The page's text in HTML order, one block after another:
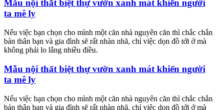
Mẫu nội thất biệt thự vườn xanh mát khiến người
ta mê ly
Nếu việc bạn chọn cho mình một căn nhà nguyên căn thì chắc chắn
bản thân bạn và gia đình sẽ rất nhàn nhã, chỉ việc dọn đồ tới ở mà
không phải lo lắng nhiều điều.
Mẫu nội thất biệt thự vườn xanh mát khiến người
ta mê ly
Nếu việc bạn chọn cho mình một căn nhà nguyên căn thì chắc chắn
bản thân bạn và gia đình sẽ rất nhàn nhã, chỉ việc dọn đồ tới ở mà